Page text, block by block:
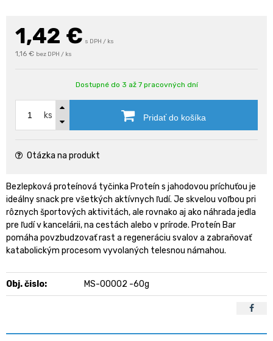
1,42 € s DPH / ks
1,16 € bez DPH / ks
Dostupné do 3 až 7 pracovných dní
ks Pridať do košíka
Otázka na produkt
Bezlepková proteínová tyčinka Proteín s jahodovou príchuťou je
ideálny snack pre všetkých aktívnych ľudí. Je skvelou voľbou pri
rôznych športových aktivitách, ale rovnako aj ako náhrada jedla
pre ľudí v kancelárii, na cestách alebo v prírode. Proteín Bar
pomáha povzbudzovať rast a regeneráciu svalov a zabraňovať
katabolickým procesom vyvolaných telesnou námahou.
Obj. čislo: MS-00002 -60g